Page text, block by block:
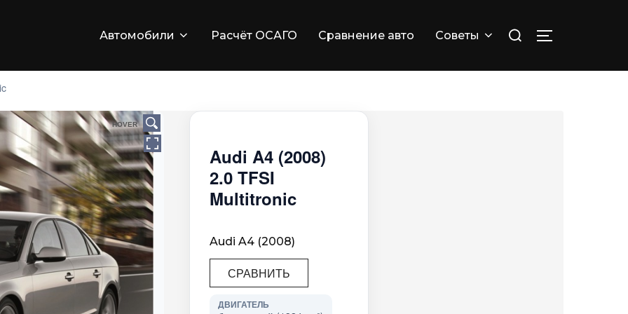
Автомобили Расчёт ОСАГО Сравнение авто Советы
HOVER
Audi A4 (2008)
2.0 TFSI
Multitronic
Audi A4 (2008)
СРАВНИТЬ
ДВИГАТЕЛЬ